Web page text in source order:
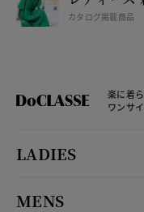
カタログ掲載商品
楽に着ら
ワンサ
LADIES
MENS